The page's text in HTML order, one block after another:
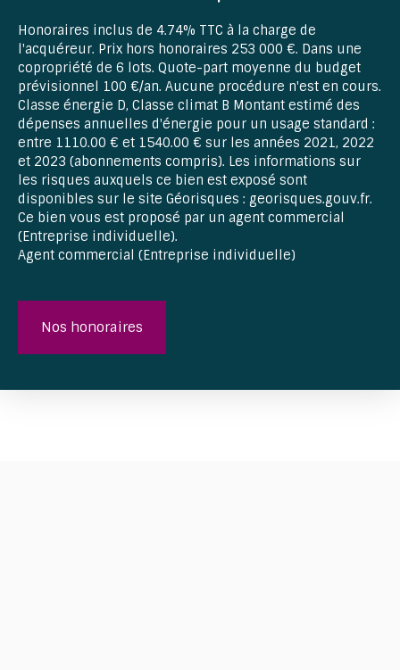
Honoraires inclus de 4.74% TTC à la charge de
l'acquéreur. Prix hors honoraires 253 000 €. Dans une
copropriété de 6 lots. Quote-part moyenne du budget
prévisionnel 100 €/an. Aucune procédure n'est en cours.
Classe énergie D, Classe climat B Montant estimé des
dépenses annuelles d'énergie pour un usage standard :
entre 1110.00 € et 1540.00 € sur les années 2021, 2022
et 2023 (abonnements compris). Les informations sur
les risques auxquels ce bien est exposé sont
disponibles sur le site Géorisques : georisques.gouv.fr.
Ce bien vous est proposé par un agent commercial
(Entreprise individuelle).
Agent commercial (Entreprise individuelle)
Nos honoraires